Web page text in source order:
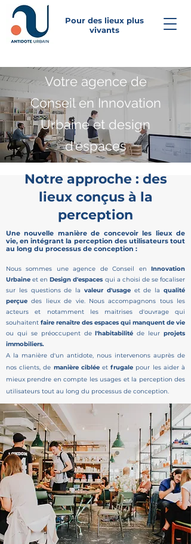
Pour des lieux plus
vivants
Votre agence de
Conseil en Innovation
Urbaine et design
d'espaces
Notre approche : des
lieux conçus à la
perception
Une nouvelle manière de concevoir les lieux de
vie,en intégrant la perception des utilisateurs tout
au long du processus de conception :
Nous sommes une agence de Conseil en Innovation
Urbaine et enDesign d'espaces qui a choisi de se focaliser
sur les questions de la valeur d'usageet de laqualité
perçuedes lieux de vie. Nous accompagnons tous les
acteurs et notamment les maitrises d'ouvrage qui
souhaitent faire renaître des espaces qui manquent de vie
ou qui se préoccupent del'habitabilitéde leur projets
immobiliers.
A la manière d'un antidote, nous intervenons auprès de
nos clients, de manière cibléeetfrugale pour les aider à
mieux prendre en compte les usages et la perception des
utilisateurs tout au long du processus de conception.